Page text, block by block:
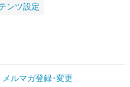
ンツ設定
メルマガ登録･変更